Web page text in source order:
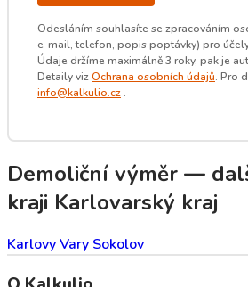
Odesláním souhlasíte se zpracováním
e-mail, telefon, popis poptávky) pro
Údaje držíme maximálně 3 roky, pak je
Detaily vizOchrana osobních údajů. Pro
info@kalkulio.cz .
Demoliční výměr —
kraji Karlovarský kraj
Karlovy Vary Sokolov